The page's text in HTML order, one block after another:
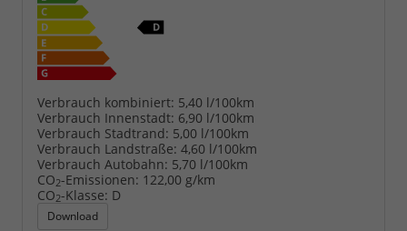
Verbrauch kombiniert: 5,40 l/100km
Verbrauch Innenstadt: 6,90 l/100km
Verbrauch Stadtrand: 5,00 l/100km
Verbrauch Landstraße: 4,60 l/100km
Verbrauch Autobahn: 5,70 l/100km
CO2-Emissionen: 122,00 g/km
CO2-Klasse: D
Download